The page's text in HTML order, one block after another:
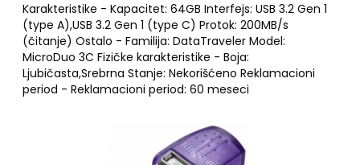
Karakteristike - Kapacitet: 64GB Interfejs: USB 3.2 Gen 1
(type A),USB 3.2 Gen 1 (type C) Protok: 200MB/s
(čitanje) Ostalo - Familija: DataTraveler Model:
MicroDuo 3C Fizičke karakteristike - Boja:
Ljubičasta,Srebrna Stanje: Nekorišćeno Reklamacioni
period - Reklamacioni period: 60 meseci